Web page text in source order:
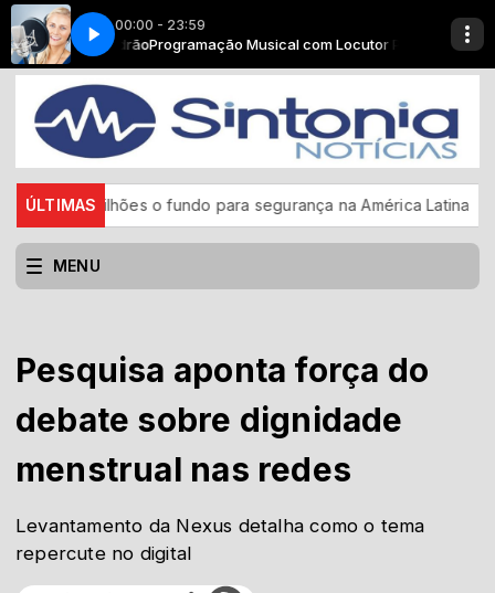
00:00 - 23:59
Padrão Programação Musical com Locutor Padrão
Pegada sertaneja - Parte 3
ÚLTIMAS
bilhões o fundo para segurança na América Latina CBF
MENU
Pesquisa aponta força do
debate sobre dignidade
menstrual nas redes
Levantamento da Nexus detalha como o tema
repercute no digital